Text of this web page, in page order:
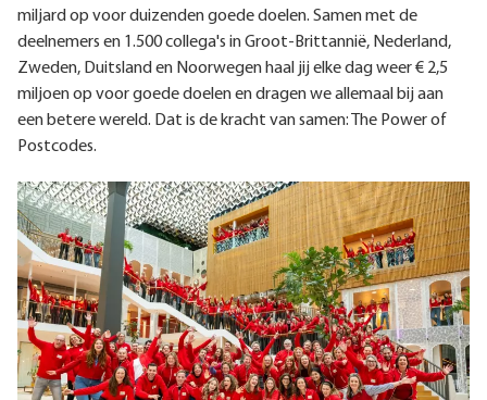
miljard op voor duizenden goede doelen. Samen met de
deelnemers en 1.500 collega's in Groot-Brittannië, Nederland,
Zweden, Duitsland en Noorwegen haal jij elke dag weer € 2,5
miljoen op voor goede doelen en dragen we allemaal bij aan
een betere wereld. Dat is de kracht van samen: The Power of
Postcodes.